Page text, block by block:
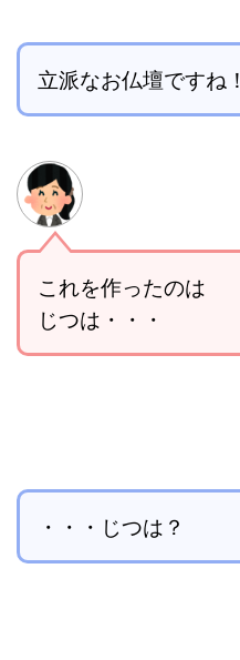
立派なお仏壇ですね！
これを作ったのは
じつは・・・
・・・じつは？